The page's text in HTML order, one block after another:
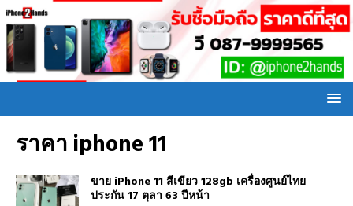
ราคา iphone 11
ขาย iPhone 11 สีเขียว 128gb เครื่องศูนย์ไทย
ประกัน 17 ตุลา 63 ปีหน้า